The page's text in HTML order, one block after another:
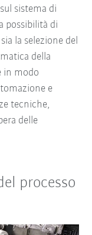
sistema di
possibilità di
la selezione del
della
in modo
e
tecniche,
delle
processo